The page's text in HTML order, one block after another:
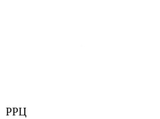
РРЦ